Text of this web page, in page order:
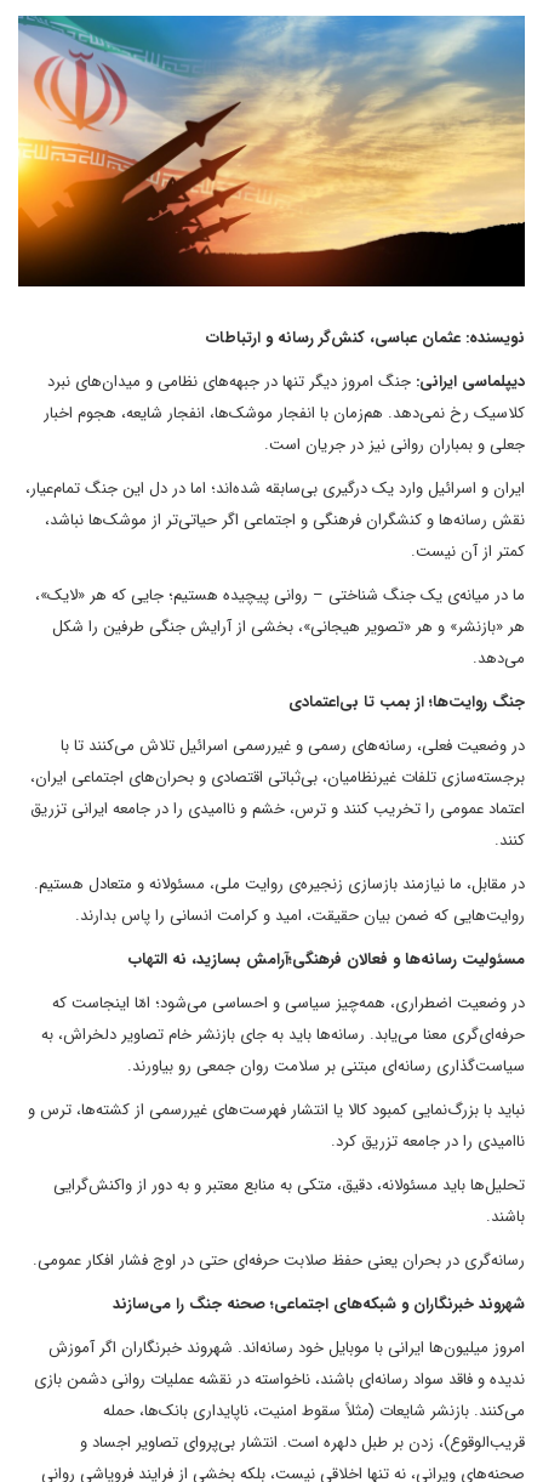
نویسنده: عثمان عباسی، کنش‌گر رسانه و ارتباطات
دیپلماسی ایرانی: جنگ امروز دیگر تنها در جبهه‌های نظامی و میدان‌های نبرد
کلاسیک رخ نمی‌دهد. هم‌زمان با انفجار موشک‌ها، انفجار شایعه، هجوم اخبار
جعلی و بمباران روانی نیز در جریان است.
ایران و اسرائیل وارد یک درگیری بی‌سابقه شده‌اند؛ اما در دل این جنگ تمام‌عیار،
نقش رسانه‌ها و کنشگران فرهنگی و اجتماعی اگر حیاتی‌تر از موشک‌ها نباشد،
کمتر از آن نیست.
ما در میانه‌ی یک جنگ شناختی – روانی پیچیده هستیم؛ جایی که هر «لایک»،
هر «بازنشر» و هر «تصویر هیجانی»، بخشی از آرایش جنگی طرفین را شکل
می‌دهد.
جنگ روایت‌ها؛ از بمب تا بی‌اعتمادی
در وضعیت فعلی، رسانه‌های رسمی و غیررسمی اسرائیل تلاش می‌کنند تا با
برجسته‌سازی تلفات غیرنظامیان، بی‌ثباتی اقتصادی و بحران‌های اجتماعی ایران،
اعتماد عمومی را تخریب کنند و ترس، خشم و ناامیدی را در جامعه ایرانی تزریق
کنند.
در مقابل، ما نیازمند بازسازی زنجیره‌ی روایت ملی، مسئولانه و متعادل هستیم.
روایت‌هایی که ضمن بیان حقیقت، امید و کرامت انسانی را پاس بدارند.
مسئولیت رسانه‌ها و فعالان فرهنگی؛آرامش بسازید، نه التهاب
در وضعیت اضطراری، همه‌چیز سیاسی و احساسی می‌شود؛ امّا اینجاست که
حرفه‌ای‌گری معنا می‌یابد. رسانه‌ها باید به جای بازنشر خام تصاویر دلخراش، به
سیاست‌گذاری رسانه‌ای مبتنی بر سلامت روان جمعی رو بیاورند.
نباید با بزرگ‌نمایی کمبود کالا یا انتشار فهرست‌های غیررسمی از کشته‌ها، ترس و
ناامیدی را در جامعه تزریق کرد.
تحلیل‌ها باید مسئولانه، دقیق، متکی به منابع معتبر و به دور از واکنش‌گرایی
باشند.
رسانه‌گری در بحران یعنی حفظ صلابت حرفه‌ای حتی در اوج فشار افکار عمومی.
شهروند خبرنگاران و شبکه‌های اجتماعی؛ صحنه جنگ را می‌سازند
امروز میلیون‌ها ایرانی با موبایل خود رسانه‌اند. شهروند خبرنگاران اگر آموزش
ندیده و فاقد سواد رسانه‌ای باشند، ناخواسته در نقشه عملیات روانی دشمن بازی
می‌کنند. بازنشر شایعات (مثلاً سقوط امنیت، ناپایداری بانک‌ها، حمله
قریب‌الوقوع)، زدن بر طبل دلهره است. انتشار بی‌پروای تصاویر اجساد و
صحنه‌های ویرانی، نه تنها اخلاقی نیست، بلکه بخشی از فرایند فروپاشی روانی